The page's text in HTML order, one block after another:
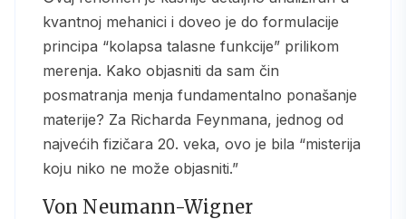
kvantnoj mehanici i doveo je do formulacije
principa “kolapsa talasne funkcije” prilikom
merenja. Kako objasniti da sam čin
posmatranja menja fundamentalno ponašanje
materije? Za Richarda Feynmana, jednog od
najvećih fizičara 20. veka, ovo je bila “misterija
koju niko ne može objasniti.”
Von Neumann-Wigner